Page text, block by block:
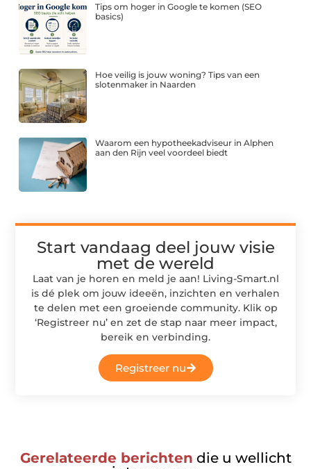
Tips om hoger in Google te komen (SEO
basics)
Hoe veilig is jouw woning? Tips van een
slotenmaker in Naarden
Waarom een hypotheekadviseur in Alphen
aan den Rijn veel voordeel biedt
Start vandaag deel jouw visie
met de wereld
Laat van je horen en meld je aan! Living-Smart.nl
is dé plek om jouw ideeën, inzichten en verhalen
te delen met een groeiende community. Klik op
‘Registreer nu’ en zet de stap naar meer impact,
bereik en verbinding.
Registreer nu
Gerelateerde berichten die u wellicht